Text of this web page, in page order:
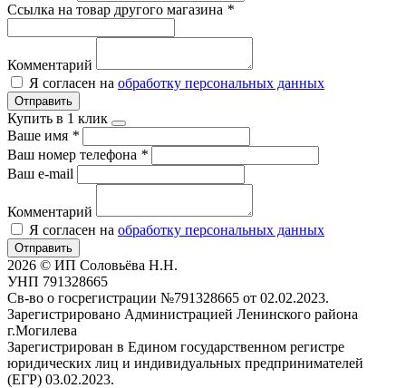
Ссылка на товар другого магазина *
Комментарий
Я согласен на обработку персональных данных
Отправить
Купить в 1 клик
Ваше имя *
Ваш номер телефона *
Ваш e-mail
Комментарий
Я согласен на обработку персональных данных
Отправить
2026 © ИП Соловьёва Н.Н.
УНП 791328665
Св-во о госрегистрации №791328665 от 02.02.2023.
Зарегистрировано Администрацией Ленинского района
г.Могилева
Зарегистрирован в Едином государственном регистре
юридических лиц и индивидуальных предпринимателей
(ЕГР) 03.02.2023.